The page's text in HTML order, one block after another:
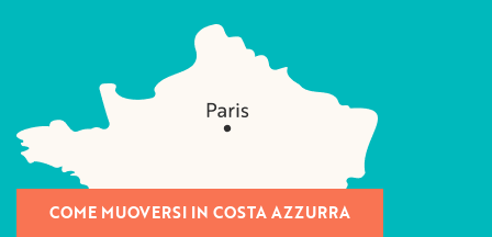
COME MUOVERSI IN COSTA AZZURRA